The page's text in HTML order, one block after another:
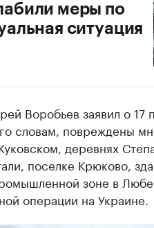
меры по
ситуация
Воробьев заявил о 17
словам, повреждены
деревнях
поселке Крюково,
зоне в
операции на Украине.